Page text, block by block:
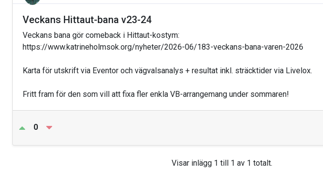
Veckans Hittaut-bana v23-24
Veckans bana gör comeback i Hittaut-kostym:
https://www.katrineholmsok.org/nyheter/2026-06/183-veckans-bana-varen-2026
Karta för utskrift via Eventor och vägvalsanalys + resultat inkl. sträcktider via Livelox.
Fritt fram för den som vill att fixa fler enkla VB-arrangemang under sommaren!
0
Visar inlägg 1 till 1 av 1 totalt.